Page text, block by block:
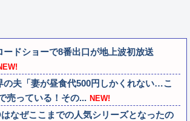
ードショーで8番出口が地上波初放送
の夫「妻が昼食代500円しかくれない…こ
売っている！その... NEW!
なぜここまでの人気シリーズとなったの